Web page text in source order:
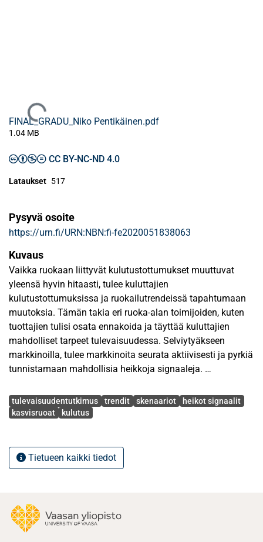
Ladataan...
FINAL_GRADU_Niko Pentikäinen.pdf
1.04 MB
CC BY-NC-ND 4.0
Lataukset 517
Pysyvä osoite
https://urn.fi/URN:NBN:fi-fe2020051838063
Kuvaus
Vaikka ruokaan liittyvät kulutustottumukset muuttuvat
yleensä hyvin hitaasti, tulee kuluttajien
kulutustottumuksissa ja ruokailutrendeissä tapahtumaan
muutoksia. Tämän takia eri ruoka-alan toimijoiden, kuten
tuottajien tulisi osata ennakoida ja täyttää kuluttajien
mahdolliset tarpeet tulevaisuudessa. Selviytyäkseen
markkinoilla, tulee markkinoita seurata aktiivisesti ja pyrkiä
tunnistamaan mahdollisia heikkoja signaaleja.
Tutkimuksen tarkoituksena on pyrkiä kartoittamaan
tulevaisuuden skenaarioita kasvisruokaan ja sen
olennaisesti liittyviä työkaluja, kuten heikkoja signaaleja,
skenaarioita ja trendejä. Kirjallisuuden perusteella
tulevaisuudentutkimuksessa on hyvin tärkeää ottaa
havainnoinnin kohteeksi nykyhetki ja
Avainsanat
tulevaisuudentutkimus trendit skenaariot
heikot signaalit
kasvisruoat
kulutus
Tietueen kaikki tiedot